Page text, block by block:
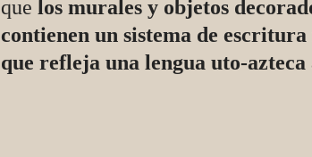
que los murales y objetos
contienen un sistema de
que refleja una lengua uto-azteca